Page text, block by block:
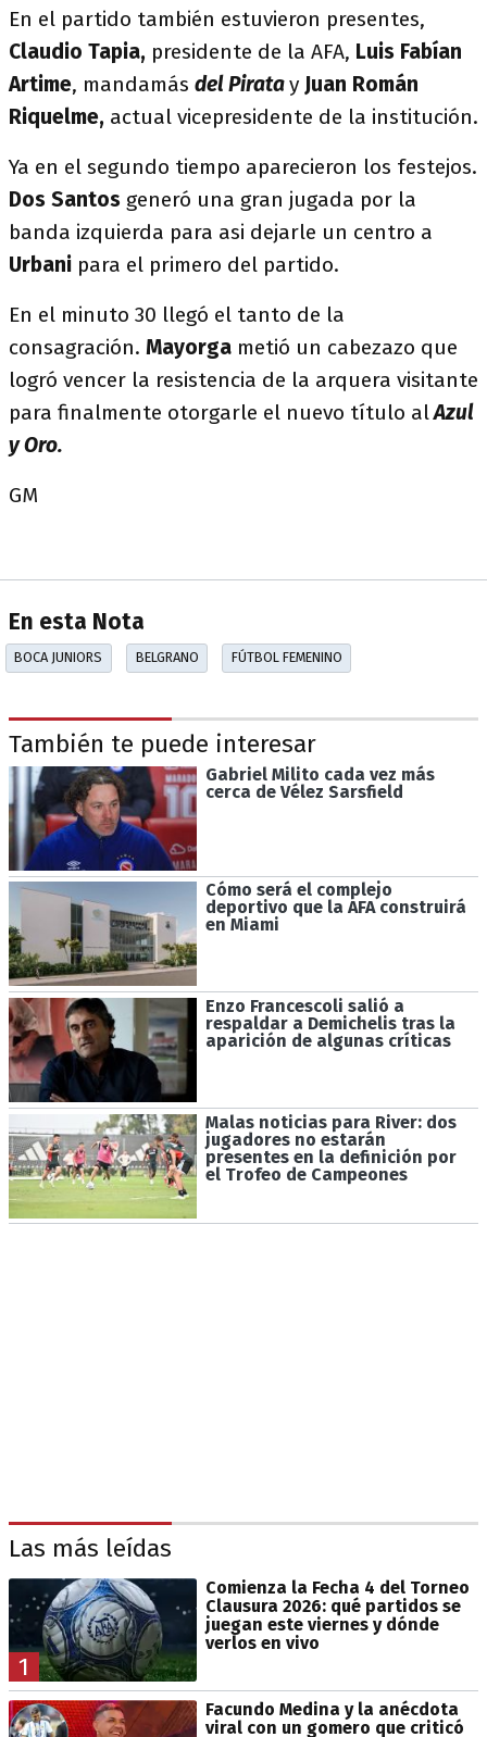
En el partido también estuvieron presentes,
Claudio Tapia, presidente de la AFA, Luis Fabían
Artime, mandamás del Piratay Juan Román
Riquelme, actual vicepresidente de la institución.
Ya en el segundo tiempo aparecieron los festejos.
Dos Santos generó una gran jugada por la
banda izquierda para asi dejarle un centro a
Urbani para el primero del partido.
En el minuto 30 llegó el tanto de la
consagración. Mayorga metió un cabezazo que
logró vencer la resistencia de la arquera visitante
para finalmente otorgarle el nuevo título alAzul
y Oro.
GM
En esta Nota
BOCA JUNIORS BELGRANO FÚTBOL FEMENINO
También te puede interesar
Gabriel Milito cada vez más
cerca de Vélez Sarsfield
Cómo será el complejo
deportivo que la AFA construirá
en Miami
Enzo Francescoli salió a
respaldar a Demichelis tras la
aparición de algunas críticas
Malas noticias para River: dos
jugadores no estarán
presentes en la definición por
el Trofeo de Campeones
Las más leídas
1
Comienza la Fecha 4 del Torneo
Clausura 2026: qué partidos se
juegan este viernes y dónde
verlos en vivo
Facundo Medina y la anécdota
viral con un gomero que criticó